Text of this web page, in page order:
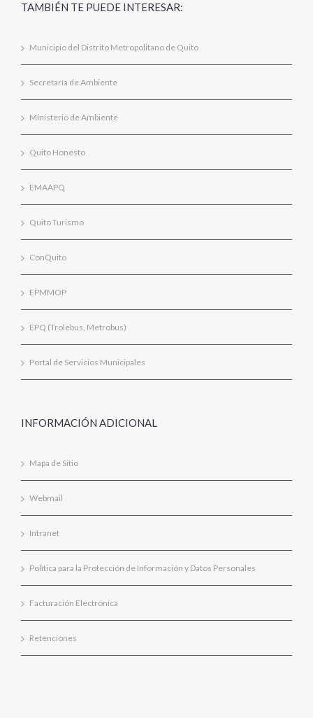
TAMBIÉN TE PUEDE INTERESAR:
Municipio del Distrito Metropolitano de Quito
Secretaría de Ambiente
Ministerio de Ambiente
Quito Honesto
EMAAPQ
Quito Turismo
ConQuito
EPMMOP
EPQ (Trolebus, Metrobus)
Portal de Servicios Municipales
INFORMACIÓN ADICIONAL
Mapa de Sitio
Webmail
Intranet
Política para la Protección de Información y Datos Personales
Facturación Electrónica
Retenciones